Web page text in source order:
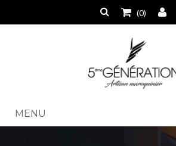
(0)
MENU